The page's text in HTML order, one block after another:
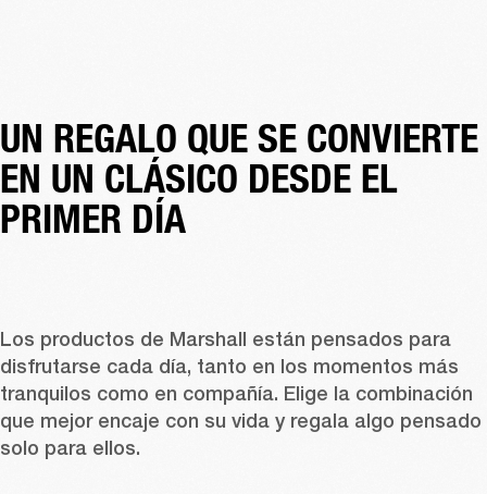
UN REGALO QUE SE CONVIERTE
EN UN CLÁSICO DESDE EL
PRIMER DÍA
Los productos de Marshall están pensados para
disfrutarse cada día, tanto en los momentos más
tranquilos como en compañía. Elige la combinación
que mejor encaje con su vida y regala algo pensado
solo para ellos.